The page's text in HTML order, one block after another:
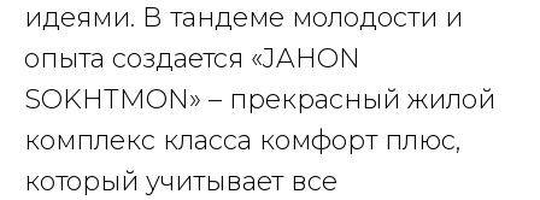
идеями. В тандеме молодости и
опыта создается «JAHON
SOKHTMON» – прекрасный жилой
комплекс класса комфорт плюс,
который учитывает все